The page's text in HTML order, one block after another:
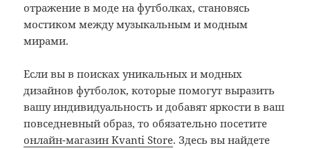
отражение в моде на футболках, становясь
мостиком между музыкальным и модным
мирами.
Если вы в поисках уникальных и модных
дизайнов футболок, которые помогут выразить
вашу индивидуальность и добавят яркости в ваш
повседневный образ, то обязательно посетите
онлайн-магазин Kvanti Store. Здесь вы найдете